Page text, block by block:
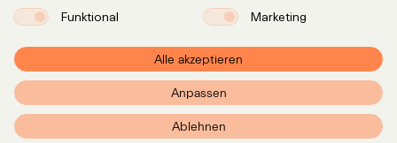
PXR Rechtsanwaltsgesellschaft mbH
Linienstraße 214
10119 Berlin
+49 (0)30 629 3145 0
Münchener Office
Klenzestraße 38
Funktional
Marketing
Alle akzeptieren
Anpassen
Ablehnen